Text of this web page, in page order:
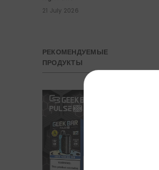
21 July 2026
РЕКОМЕНДУЕМЫЕ
ПРОДУКТЫ